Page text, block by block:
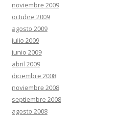
noviembre 2009
octubre 2009
agosto 2009
julio 2009
junio 2009
abril 2009
diciembre 2008
noviembre 2008
septiembre 2008
agosto 2008